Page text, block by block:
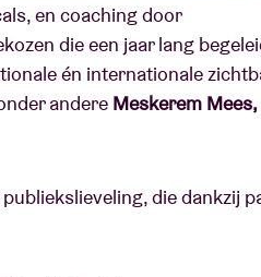
en coaching door
die een jaar lang
én internationale
andere Meskerem Mees,
die dankzij